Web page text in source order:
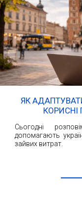
ЯК
КОРИСНІ
Сьогодні
допомагають
зайвих витрат.